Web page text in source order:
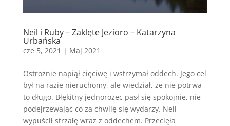
Neil i Ruby – Zaklęte Jezioro – Katarzyna
Urbańska
cze 5, 2021 | Maj 2021
Ostrożnie napiął cięciwę i wstrzymał oddech. Jego cel
był na razie nieruchomy, ale wiedział, że nie potrwa
to długo. Błękitny jednorożec pasł się spokojnie, nie
podejrzewając co za chwilę się wydarzy. Neil
wypuścił strzałę wraz z oddechem. Przecięła